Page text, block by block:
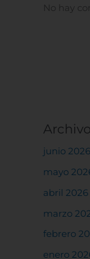
No hay
junio 2026
mayo
abril 2026
marzo
febrero
enero